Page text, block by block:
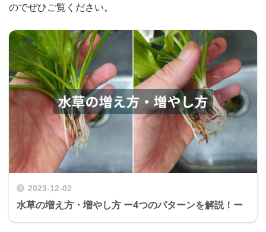
のでぜひご覧ください。
2023-12-02
水草の増え方・増やし方 ー4つのパターンを解説！ー